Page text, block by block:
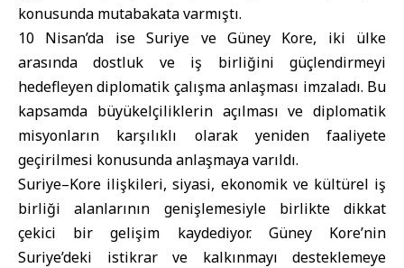
konusunda mutabakata varmıştı.
10 Nisan’da ise Suriye ve Güney Kore, iki ülke
arasında dostluk ve iş birliğini güçlendirmeyi
hedefleyen diplomatik çalışma anlaşması imzaladı. Bu
kapsamda büyükelçiliklerin açılması ve diplomatik
misyonların karşılıklı olarak yeniden faaliyete
geçirilmesi konusunda anlaşmaya varıldı.
Suriye–Kore ilişkileri, siyasi, ekonomik ve kültürel iş
birliği alanlarının genişlemesiyle birlikte dikkat
çekici bir gelişim kaydediyor. Güney Kore’nin
Suriye’deki istikrar ve kalkınmayı desteklemeye